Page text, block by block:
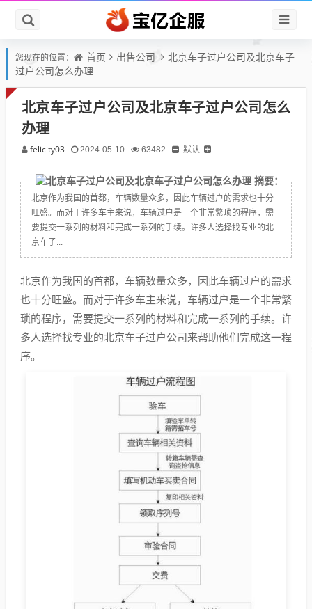
您现在的位置： 首页 出售公司
北京车子过户公司及北京车子
过户公司怎么办理
北京车子过户公司及北京车子过户公司怎么
办理
felicity03 2024-05-10 63482 默认
摘要：
北京作为我国的首都，车辆数量众多，因此车辆过户的需求也十分
旺盛。而对于许多车主来说，车辆过户是一个非常繁琐的程序，需
要提交一系列的材料和完成一系列的手续。许多人选择找专业的北
京车子...
北京作为我国的首都，车辆数量众多，因此车辆过户的需求
也十分旺盛。而对于许多车主来说，车辆过户是一个非常繁
琐的程序，需要提交一系列的材料和完成一系列的手续。许
多人选择找专业的北京车子过户公司来帮助他们完成这一程
序。